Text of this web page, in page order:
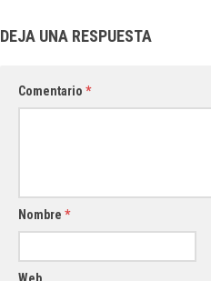
DEJA UNA RESPUESTA
Comentario *
Nombre *